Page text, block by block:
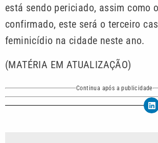
está sendo periciado, assim como
confirmado, este será o terceiro
feminicídio na cidade neste ano.
(MATÉRIA EM ATUALIZAÇÃO)
Continua após a publicidade